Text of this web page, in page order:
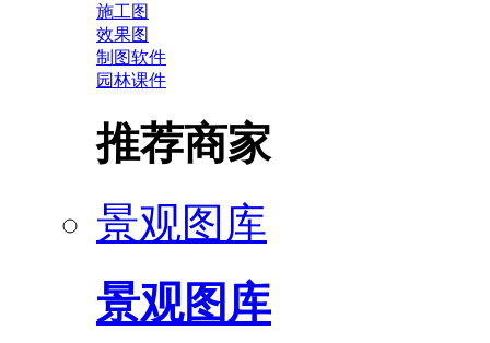
施工图
效果图
制图软件
园林课件
推荐商家
景观图库
景观图库